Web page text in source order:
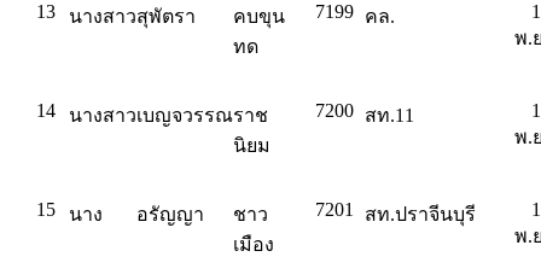
13 นางสาวสุพัตรา
คบขุน
ทด
7199 คล.
พ.
14 นางสาวเบญจวรรณราช
นิยม
7200 สท.11
พ.
15 นาง อรัญญา
ชาว
เมือง
7201 สท.ปราจีนบุรี
พ.